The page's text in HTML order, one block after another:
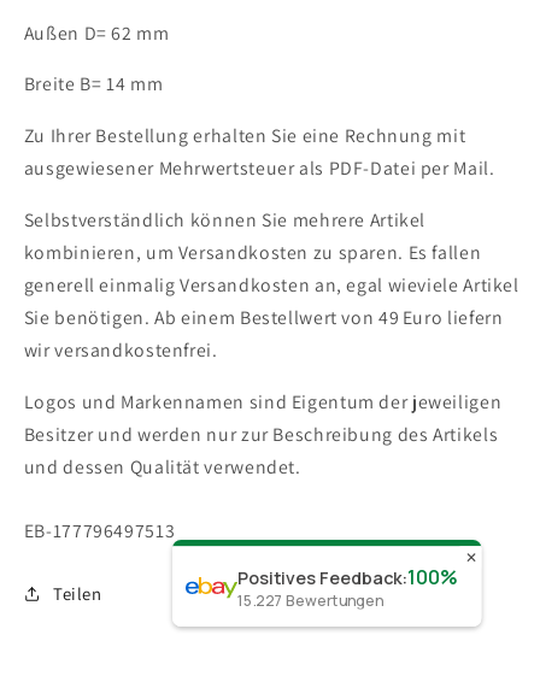
Außen D= 62 mm
Breite B= 14 mm
Zu Ihrer Bestellung erhalten Sie eine Rechnung mit
ausgewiesener Mehrwertsteuer als PDF-Datei per Mail.
Selbstverständlich können Sie mehrere Artikel
kombinieren, um Versandkosten zu sparen. Es fallen
generell einmalig Versandkosten an, egal wieviele Artikel
Sie benötigen.Ab einem Bestellwert von 49 Euro liefern
wir versandkostenfrei.
Logos und Markennamen sind Eigentum der jeweiligen
Besitzer und werden nur zur Beschreibung des Artikels
und dessen Qualität verwendet.
SKU:
EB-177796497513
Teilen
✕
Positives Feedback:100%
15.227 Bewertungen